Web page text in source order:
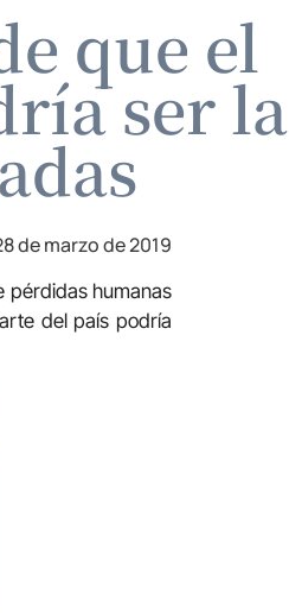
que el
ser la
de marzo de 2019
pérdidas humanas
del país podría